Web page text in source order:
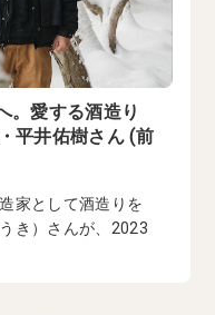
。愛する酒造り
平井佑樹さん (前
家として酒造りを
き）さんが、2023